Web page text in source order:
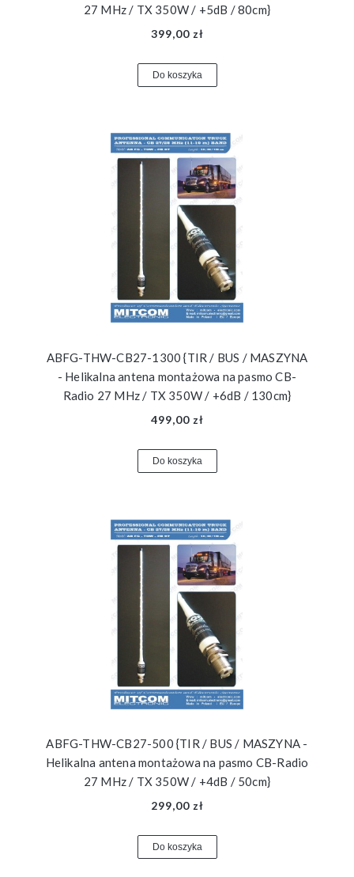
27 MHz / TX 350W / +5dB / 80cm}
399,00 zł
Do koszyka
ABFG-THW-CB27-1300 {TIR / BUS / MASZYNA
- Helikalna antena montażowa na pasmo CB-
Radio 27 MHz / TX 350W / +6dB / 130cm}
499,00 zł
Do koszyka
ABFG-THW-CB27-500 {TIR / BUS / MASZYNA -
Helikalna antena montażowa na pasmo CB-Radio
27 MHz / TX 350W / +4dB / 50cm}
299,00 zł
Do koszyka